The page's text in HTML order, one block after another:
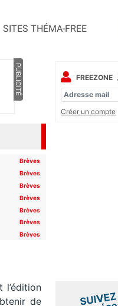
SITES THÉMA-FREE
PUBLICITÉ
Brèves
Brèves
Brèves
Brèves
Brèves
Brèves
Brèves
l’édition
de
FREEZONE
Créer un compte